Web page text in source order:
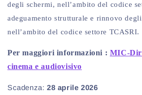
degli schermi, nell’ambito del codice
adeguamento strutturale e rinnovo
nell’ambito del codice settore TCASRI.
Per maggiori informazioni : MIC-
cinema e audiovisivo
Scadenza: 28 aprile 2026